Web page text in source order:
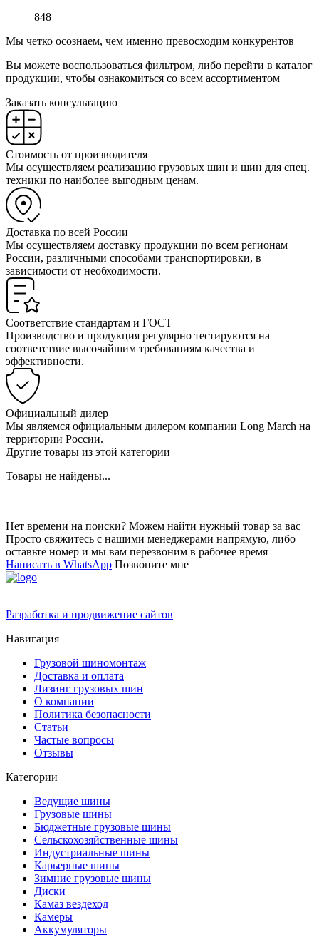
848
Мы четко осознаем, чем именно превосходим конкурентов
Вы можете воспользоваться фильтром, либо перейти в каталог
продукции, чтобы ознакомиться со всем ассортиментом
Заказать консультацию
Стоимость от производителя
Мы осуществляем реализацию грузовых шин и шин для спец.
техники по наиболее выгодным ценам.
Доставка по всей России
Мы осуществляем доставку продукции по всем регионам
России, различными способами транспортировки, в
зависимости от необходимости.
Соответствие стандартам и ГОСТ
Производство и продукция регулярно тестируются на
соответствие высочайшим требованиям качества и
эффективности.
Официальный дилер
Мы являемся официальным дилером компании Long March на
территории России.
Другие товары из этой категории
Товары не найдены...
Нет времени на поиски? Можем найти нужный товар за вас
Просто свяжитесь с нашими менеджерами напрямую, либо
оставьте номер и мы вам перезвоним в рабочее время
Написать в WhatsApp Позвоните мне
Разработка и продвижение сайтов
Навигация
Грузовой шиномонтаж
Доставка и оплата
Лизинг грузовых шин
О компании
Политика безопасности
Статьи
Частые вопросы
Отзывы
Категории
Ведущие шины
Грузовые шины
Бюджетные грузовые шины
Сельскохозяйственные шины
Индустриальные шины
Карьерные шины
Зимние грузовые шины
Диски
Камаз вездеход
Камеры
Аккумуляторы